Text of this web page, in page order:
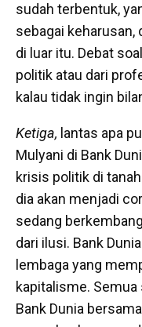
sudah terbentuk,
sebagai keharusan,
di luar itu. Debat
politik atau dari
kalau tidak ingin
Ketiga, lantas apa
Mulyani di Bank
krisis politik di
dia akan menjadi
sedang
dari ilusi. Bank
lembaga yang
kapitalisme. Semua
Bank Dunia